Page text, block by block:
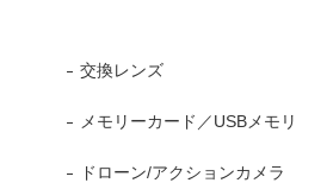
交換レンズ
メモリーカード／USBメモリ
ドローン/アクションカメラ